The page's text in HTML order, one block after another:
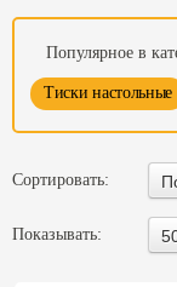
Популярное в
Тиски настольные
Сортировать:
Показывать: